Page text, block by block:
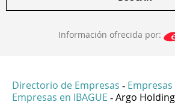
Información ofrecida por:
Directorio de Empresas - Empresas
Empresas en IBAGUE - Argo